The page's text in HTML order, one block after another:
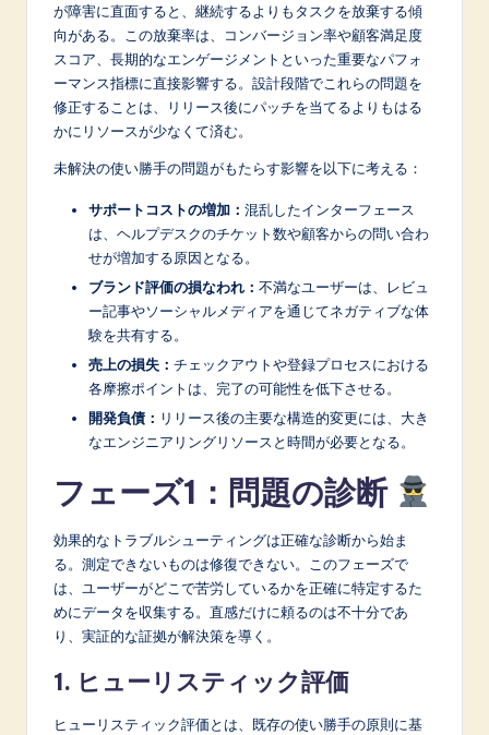
w
が障害に直面すると、継続するよりもタスクを放棄する傾
向がある。この放棄率は、コンバージョン率や顧客満足度
スコア、長期的なエンゲージメントといった重要なパフォ
ーマンス指標に直接影響する。設計段階でこれらの問題を
修正することは、リリース後にパッチを当てるよりもはる
かにリソースが少なくて済む。
未解決の使い勝手の問題がもたらす影響を以下に考える：
サポートコストの増加： 混乱したインターフェース
は、ヘルプデスクのチケット数や顧客からの問い合わ
せが増加する原因となる。
ブランド評価の損なわれ： 不満なユーザーは、レビュ
ー記事やソーシャルメディアを通じてネガティブな体
験を共有する。
売上の損失： チェックアウトや登録プロセスにおける
各摩擦ポイントは、完了の可能性を低下させる。
開発負債： リリース後の主要な構造的変更には、大き
なエンジニアリングリソースと時間が必要となる。
フェーズ1：問題の診断
効果的なトラブルシューティングは正確な診断から始ま
る。測定できないものは修復できない。このフェーズで
は、ユーザーがどこで苦労しているかを正確に特定するた
めにデータを収集する。直感だけに頼るのは不十分であ
り、実証的な証拠が解決策を導く。
1. ヒューリスティック評価
ヒューリスティック評価とは、既存の使い勝手の原則に基